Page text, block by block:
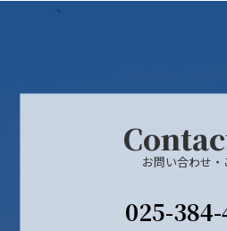
お問い合わせ・
025-